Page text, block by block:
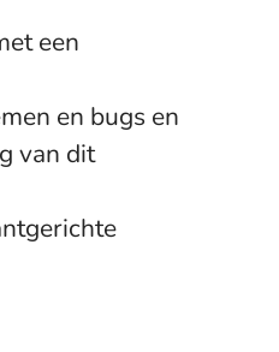
een
en bugs en
van dit